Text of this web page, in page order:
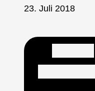
23. Juli 2018